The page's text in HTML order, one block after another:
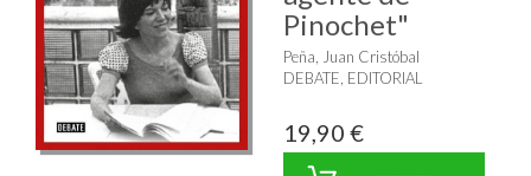
Pinochet"
Peña, Juan Cristóbal
DEBATE, EDITORIAL
19,90 €